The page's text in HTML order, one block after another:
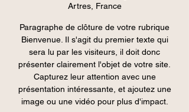
Artres, France
Paragraphe de clôture de votre rubrique
Bienvenue. Il s'agit du premier texte qui
sera lu par les visiteurs, il doit donc
présenter clairement l'objet de votre site.
Capturez leur attention avec une
présentation intéressante, et ajoutez une
image ou une vidéo pour plus d'impact.